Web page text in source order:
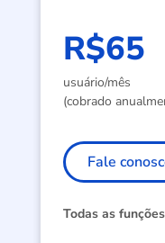
R$65
usuário/mês
(cobrado
Fale
Todas as